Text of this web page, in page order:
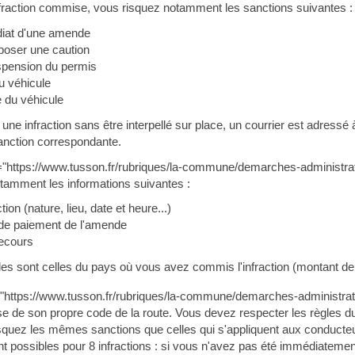
commise, vous risquez notamment les sanctions suivantes :
d'une amende
une caution
du permis
véhicule
du véhicule
infraction sans être interpellé sur place, un courrier est
correspondante.
www.tusson.fr/rubriques/la-commune/demarches-
les informations suivantes :
(nature, lieu, date et heure...)
paiement de l'amende
sont celles du pays où vous avez commis l'infraction (montant
www.tusson.fr/rubriques/la-commune/demarches-
de son propre code de la route. Vous devez respecter les règles
les mêmes sanctions que celles qui s'appliquent aux
possibles pour 8 infractions : si vous n'avez pas été